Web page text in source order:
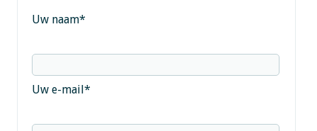
Uw naam*
Uw e-mail*